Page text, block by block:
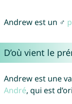
Andrew est un ♂
D’où vient le
Andrew est une
André, qui est